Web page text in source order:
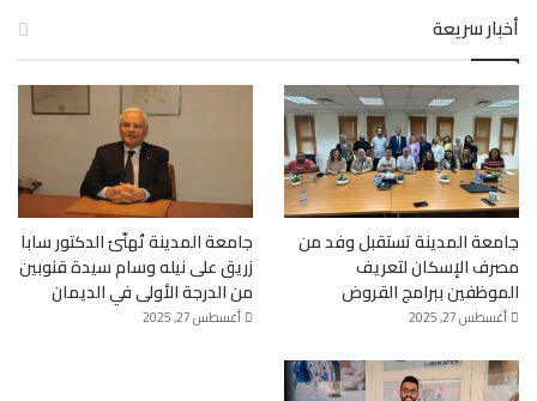
أخبار سريعة
جامعة المدينة تستقبل وفد من
مصرف الإسكان لتعريف
الموظفين ببرامج القروض
أغسطس 27, 2025
جامعة المدينة تُهنّئ الدكتور سابا
زريق على نيله وسام سيدة قنوبين
من الدرجة الأولى في الديمان
أغسطس 27, 2025